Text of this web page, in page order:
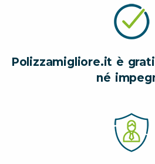
Polizzamigliore.it è
né